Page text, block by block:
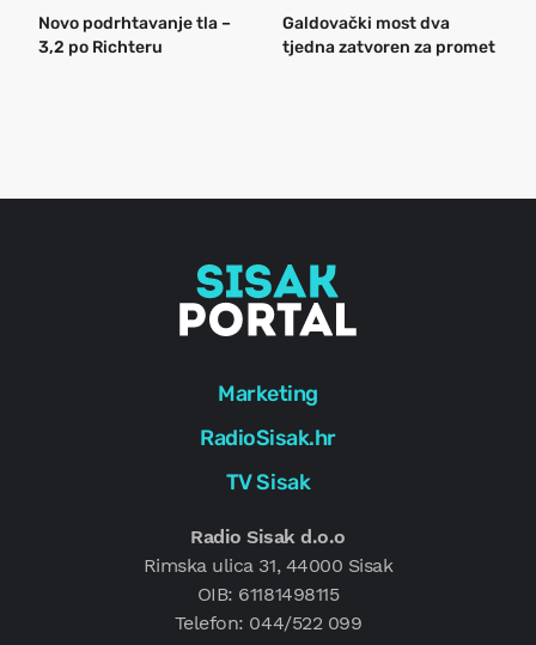
Novo podrhtavanje tla –
3,2 po Richteru
Galdovački most dva
tjedna zatvoren za promet
Marketing
RadioSisak.hr
TV Sisak
Radio Sisak d.o.o
Rimska ulica 31, 44000 Sisak
OIB: 61181498115
Telefon: 044/522 099